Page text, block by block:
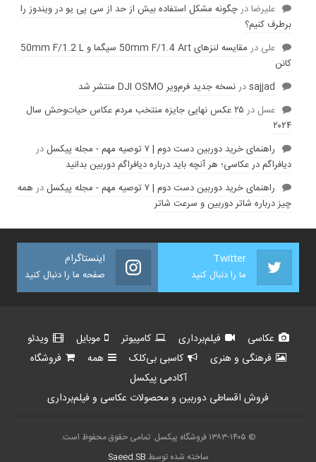
عليرضادرچگونه مشکل استفاده بیش از حد از سی پی یو در ویندوز را
برطرف کنیم؟
علی در
مقایسه لنز‌های 50mm F/1.4 Art سیگما و 50mm F/1.2 L
کانن
sajjadدرنسخه جدید فرم‌ویر DJI OSMO منتشر شد
عسل در
۲۵ عکس نهایی جایزه منتخب مردم عکاس حیات‌وحش سال
۲۰۲۴
راهنمای خرید دوربین دست دوم | ۷ توصیه مهم - مجله پیکسل
در
دیافراگم در عکاسی؛ هر آنچه باید درباره دیافراگم دوربین بدانید
راهنمای خرید دوربین دست دوم | ۷ توصیه مهم - مجله پیکسل
در همه
چیز درباره شاتر دوربین و سرعت شاتر
Twitter
ما را دنبال کنید
اینستاگرام
صفحه ما را دنبال کنید
عکاسی فیلم‌برداری کامپیوتر موبایل
ویدئو
فرهنگی و هنری
کاسبی بی‌کلک همه
فروشگاه
آکادمی پیکسل
فروش اقساطی دوربین و محصولات عکاسی و فیلم‌برداری
© ۱۳۸۳-۱۴۰۵ فروشگاه پیکسل. تمامی حقوق محفوظ است.
ساخته شده توسط Saeed.SB